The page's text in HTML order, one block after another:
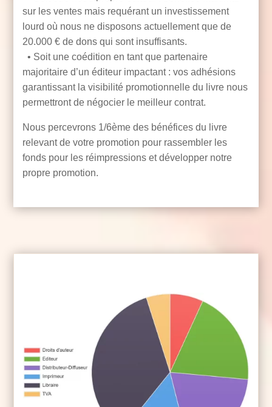
sur les ventes mais requérant un investissement
lourd où nous ne disposons actuellement que de
20.000 € de dons qui sont insuffisants.
• Soit une coédition en tant que partenaire
majoritaire d’un éditeur impactant : vos adhésions
garantissant la visibilité promotionnelle du livre nous
permettront de négocier le meilleur contrat.
Nous percevrons 1/6ème des bénéfices du livre
relevant de votre promotion pour rassembler les
fonds pour les réimpressions et développer notre
propre promotion.